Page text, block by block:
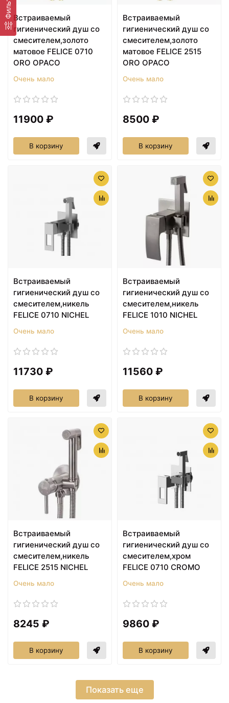
Фильтр Встраиваемый
гигиенический душ со
смесителем,золото
матовое FELICE 0710
ORO OPACO
Очень мало
11900 ₽
В корзину
Встраиваемый
гигиенический душ со
смесителем,золото
матовое FELICE 2515
ORO OPACO
Очень мало
8500 ₽
В корзину
Встраиваемый
гигиенический душ со
смесителем,никель
FELICE 0710 NICHEL
Очень мало
11730 ₽
В корзину
Встраиваемый
гигиенический душ со
смесителем,никель
FELICE 1010 NICHEL
Очень мало
11560 ₽
В корзину
Встраиваемый
гигиенический душ со
смесителем,никель
FELICE 2515 NICHEL
Очень мало
8245 ₽
В корзину
Встраиваемый
гигиенический душ со
смесителем,хром
FELICE 0710 CROMO
Очень мало
9860 ₽
В корзину
Показать еще